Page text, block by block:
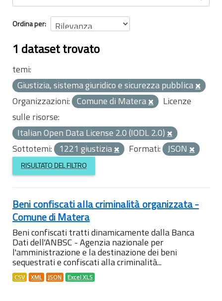
Ordina per
1 dataset trovato
temi:
Giustizia, sistema giuridico e sicurezza pubblica
Organizzazioni: Comune di Matera
Licenze
sulle risorse:
Italian Open Data License 2.0 (IODL 2.0)
Sottotemi:
1221 giustizia Formati: JSON
RISULTATO DEL FILTRO
Beni confiscati alla criminalità organizzata -
Comune di Matera
Beni confiscati tratti dinamicamente dalla Banca
Dati dell'ANBSC - Agenzia nazionale per
l'amministrazione e la destinazione dei beni
sequestrati e confiscati alla criminalità...
CSV XML JSON Excel XLS